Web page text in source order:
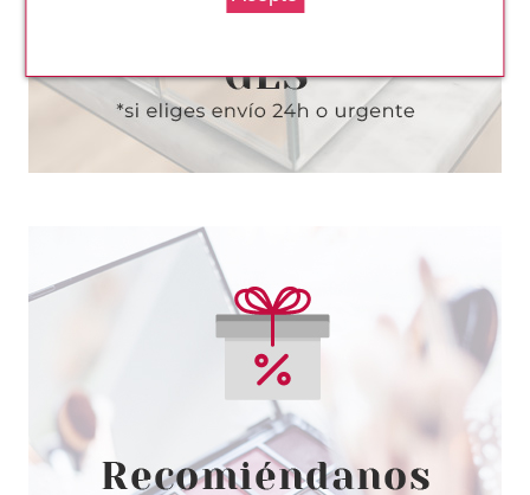
SISLEY
SISLEY LE PHYTO-GLOSS
BRILLO DE LABIOS 06
PARADISE
Pvr 46.00€
-34%
desde
30.50€